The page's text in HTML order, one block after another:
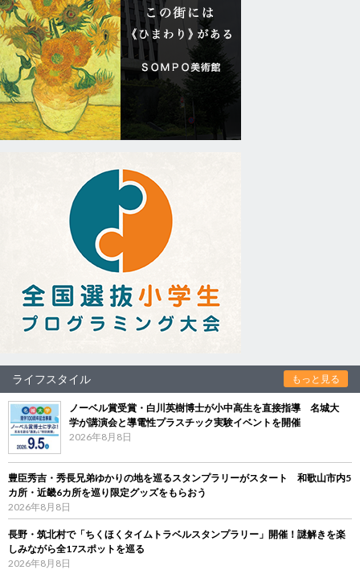
ライフスタイル もっと見る
ノーベル賞受賞・白川英樹博士が小中高生を直接指導 名城大
学が講演会と導電性プラスチック実験イベントを開催
2026年8月8日
豊臣秀吉・秀長兄弟ゆかりの地を巡るスタンプラリーがスタート 和歌山市内5
カ所・近畿6カ所を巡り限定グッズをもらおう
2026年8月8日
長野・筑北村で「ちくほくタイムトラベルスタンプラリー」開催！謎解きを楽
しみながら全17スポットを巡る
2026年8月8日